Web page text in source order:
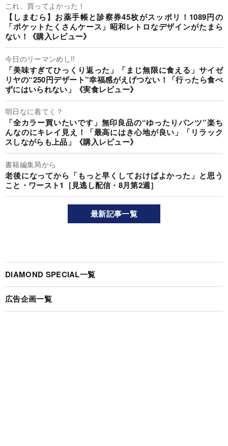
これ、買ってよかった！
【しまむら】お薬手帳と診察券45枚がスッポリ！1089円の
「ポケットたくさんケース」昭和レトロなデザインがたまら
ない！《購入レビュー》
今日のリーマンめし!!
「美味すぎてひっくり返った」「まじ無限に食える」サイゼ
リヤの“250円デザート”幸福感がえげつない！「行ったら食べ
ずにはいられない」《実食レビュー》
明日なに着てく？
「全カラー買いたいです」無印良品の“ゆったりパンツ”楽ち
んなのにキレイ見え！「最高にはき心地が良い」「リラック
スしながらも上品」《購入レビュー》
書籍編集局から
老後になってから「もっと早くしておけばよかった」と思う
こと・ワースト1［見逃し配信・8月第2週］
最新記事一覧
DIAMOND SPECIAL一覧
広告企画一覧